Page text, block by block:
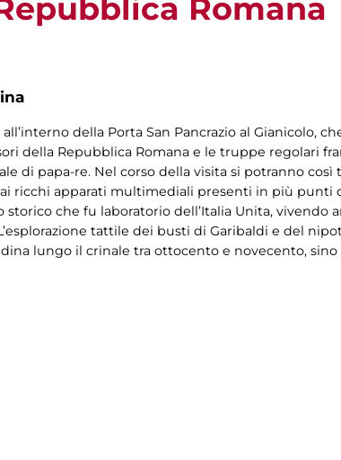
Romana
della Porta San Pancrazio al Gianicolo,
della Repubblica Romana e le truppe regolari
di papa-re. Nel corso della visita si potranno così
ricchi apparati multimediali presenti in più punti
che fu laboratorio dell’Italia Unita, vivendo
tattile dei busti di Garibaldi e del
lungo il crinale tra ottocento e novecento, sino